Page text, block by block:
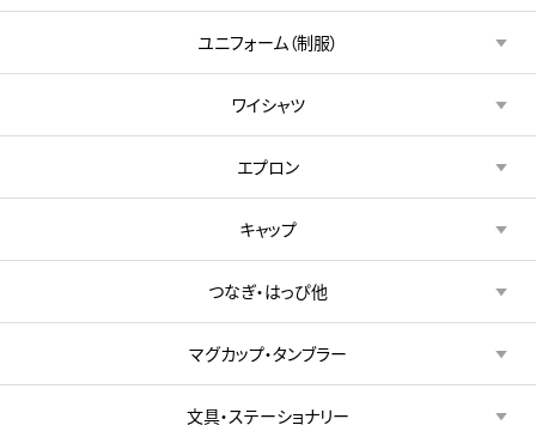
ユニフォーム（制服）
ワイシャツ
エプロン
キャップ
つなぎ・はっぴ他
マグカップ・タンブラー
文具・ステーショナリー